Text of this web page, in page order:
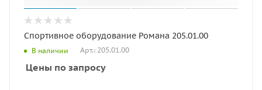
Спортивное оборудование Романа 205.01.00
В наличии Арт.: 205.01.00
Цены по запросу